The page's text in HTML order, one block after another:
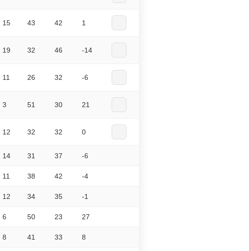
15 43 42 1
19 32 46 -14
11 26 32 -6
3 51 30 21
12 32 32 0
14 31 37 -6
11 38 42 -4
12 34 35 -1
6 50 23 27
8 41 33 8